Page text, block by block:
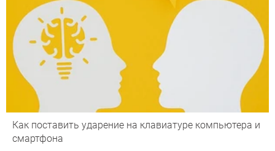
Как поставить ударение на клавиатуре компьютера и
смартфона